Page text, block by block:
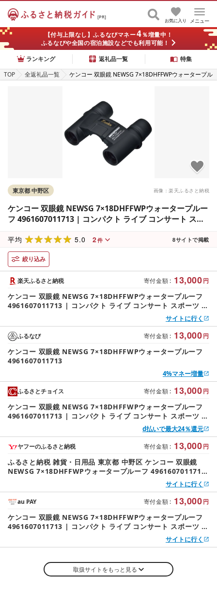
[PR]
メニュー
お気に入り
【付与上限なし】ふるなびマネー4％増量中！
ふるなびや全国の宿泊施設などでも利用可能！
ランキング
返礼品一覧
特集
TOP
全返礼品一覧
ケンコー 双眼鏡 NEWSG 7×18DHFFWPウォータープル
画像：楽天ふるさと納税
東京都 中野区
ケンコー 双眼鏡 NEWSG 7×18DHFFWPウォータープルー
フ 4961607011713 | コンパクト ライブ コンサート スポ
平均 5.0 2件 8サイトで掲載
絞り込み
寄付金額 : 13,000円
楽天ふるさと納税
ケンコー 双眼鏡 NEWSG 7×18DHFFWPウォータープルーフ
4961607011713 | コンパクト ライブ コンサート スポーツ 送
サイトに行く
寄付金額 : 13,000円
ふるなび
ケンコー 双眼鏡 NEWSG 7×18DHFFWPウォータープルーフ
4961607011713
4%マネー増量
寄付金額 : 13,000円
ふるさとチョイス
ケンコー 双眼鏡 NEWSG 7×18DHFFWPウォータープルーフ
4961607011713 | コンパクト ライブ コンサート スポーツ 送
d払いで最大24％還元
寄付金額 : 13,000円
ヤフーのふるさと納税
ふるさと納税 雑貨・日用品 東京都 中野区 ケンコー 双眼鏡
NEWSG 7×18DHFFWPウォータープルーフ 4961607011713
サイトに行く
寄付金額 : 13,000円
au PAY
ケンコー 双眼鏡 NEWSG 7×18DHFFWPウォータープルーフ
4961607011713 | コンパクト ライブ コンサート スポーツ 送
サイトに行く
取扱サイトをもっと見る